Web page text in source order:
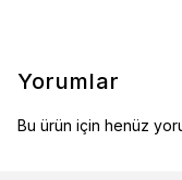
Yorumlar
Bu ürün için henüz